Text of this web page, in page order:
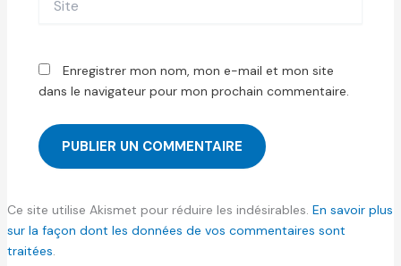
Enregistrer mon nom, mon e-mail et mon site
dans le navigateur pour mon prochain commentaire.
Ce site utilise Akismet pour réduire les indésirables. En savoir plus
sur la façon dont les données de vos commentaires sont
traitées.